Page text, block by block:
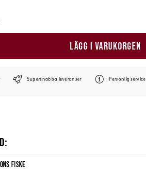
LÄGG I VARUKORGEN
Supersnabba leveranser Personlig service
FISKE